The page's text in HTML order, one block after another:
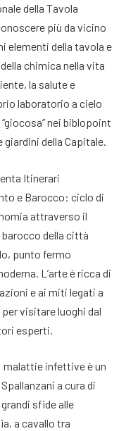
della Tavola
più da vicino
elementi della tavola e
chimica nella vita
la salute e
laboratorio a cielo
nei biblopoint
della Capitale.
Itinerari
e Barocco: ciclo di
attraverso il
della città
punto fermo
L’arte è ricca di
e ai miti legati a
visitare luoghi dal
esperti.
infettive è un
a cura di
sfide alle
a cavallo tra